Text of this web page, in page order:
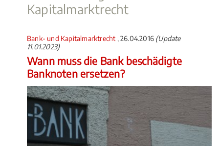
Kapitalmarktrecht
Bank- und Kapitalmarktrecht , 26.04.2016 (Update
11.01.2023)
Wann muss die Bank beschädigte
Banknoten ersetzen?